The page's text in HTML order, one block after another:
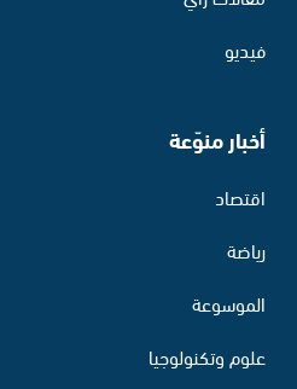
فيديو
أخبار منوّعة
اقتصاد
رياضة
الموسوعة
علوم وتكنولوجيا